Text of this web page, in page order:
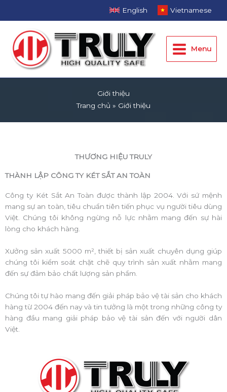
dung
English Vietnamese
MenuMenu
Giới thiệu
Trang chủ
Giới thiệu
THƯƠNG HIỆU TRULY
THÀNH LẬP CÔNG TY KÉT SẮT AN TOÀN
Công ty Két Sắt An Toàn được thành lập 2004. Với sứ mệnh
mang sự an toàn, tiêu chuẩn tiên tiến phục vụ người tiêu dùng
Việt. Chúng tôi không ngừng nỗ lực nhằm mang đến sự hài
lòng cho khách hàng.
Xưởng sản xuất 5000 m², thiết bị sản xuất chuyên dụng giúp
chúng tôi kiểm soát chặt chẽ quy trình sản xuất nhằm mang
đến sự đảm bảo chất lượng sản phẩm.
Chúng tôi tự hào mang đến giải pháp bảo vệ tài sản cho khách
hàng từ 2004 đến nay và tin tưởng là một trong những công ty
hàng đầu mang giải pháp bảo vệ tài sản đến với người dân
Việt.